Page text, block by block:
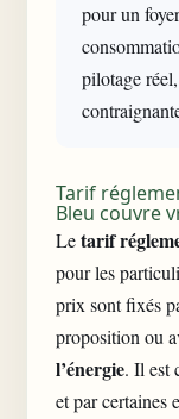
pour un
pilotage
Tarif
Bleu couvre
Letarif
pour les
prix sont fixés
proposition ou
l’énergie. Il est
et par certaines